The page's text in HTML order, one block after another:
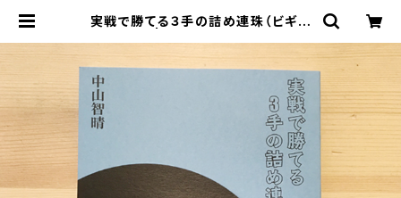
実戦で勝てる３手の詰め連珠（ビギナ